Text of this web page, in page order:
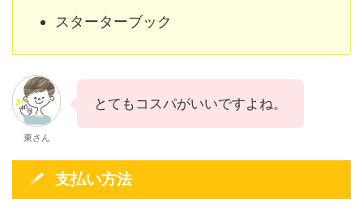
スターターブック
東さん
とてもコスパがいいですよね。
支払い方法